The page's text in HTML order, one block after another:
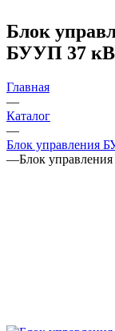
Блок
БУУП 37
Главная
—
Каталог
—
Блок управления
—Блок